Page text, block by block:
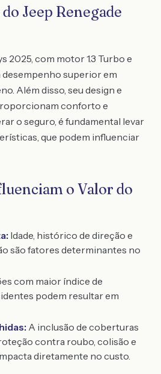
Jeep Renegade
2025, com motor 1.3 Turbo e
desempenho superior em
Além disso, seu design e
conforto e
o seguro, é fundamental levar
que podem influenciar
o Valor do
Idade, histórico de direção e
são fatores determinantes no
com maior índice de
podem resultar em
A inclusão de coberturas
contra roubo, colisão e
diretamente no custo.